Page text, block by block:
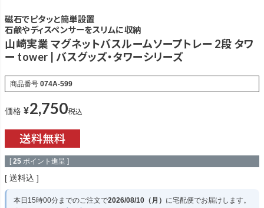
磁石でピタッと簡単設置
石鹸やディスペンサーをスリムに収納
山崎実業 マグネットバスルームソープトレー 2段 タワ
ー tower | バスグッズ・タワーシリーズ
商品番号 074A-599
価格 ¥2,750税込
[ 25 ポイント進呈 ]
送料込
本日 15時00分までのご注文で2026/08/10（月） に宅配便でお届けします。